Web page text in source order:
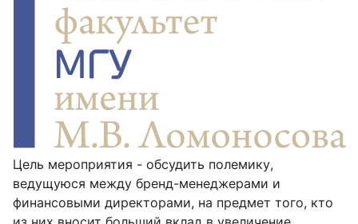
Цель мероприятия - обсудить полемику,
ведущуюся между бренд-менеджерами и
финансовыми директорами, на предмет того, кто